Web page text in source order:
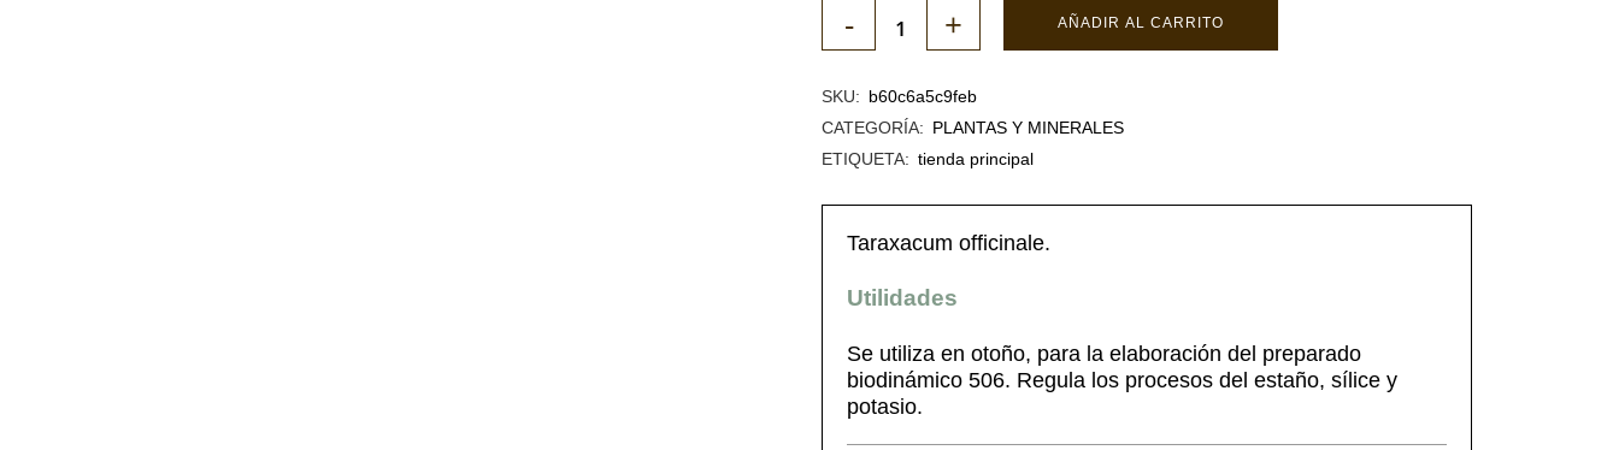
AÑADIR AL CARRITO
SKU: b60c6a5c9feb
CATEGORÍA: PLANTAS Y MINERALES
ETIQUETA: tienda principal
Taraxacum officinale.
Utilidades
Se utiliza en otoño, para la elaboración del preparado
biodinámico 506. Regula los procesos del estaño, sílice y
potasio.